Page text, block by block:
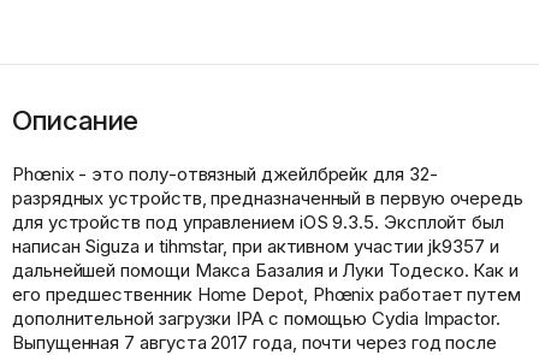
Описание
Phœnix - это полу-отвязный джейлбрейк для 32-
разрядных устройств, предназначенный в первую очередь
для устройств под управлением iOS 9.3.5. Эксплойт был
написан Siguza и tihmstar, при активном участии jk9357 и
дальнейшей помощи Макса Базалия и Луки Тодеско. Как и
его предшественник Home Depot, Phœnix работает путем
дополнительной загрузки IPA с помощью Cydia Impactor.
Выпущенная 7 августа 2017 года, почти через год после